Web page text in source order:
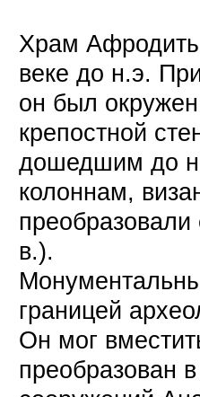
Храм
веке до н.э.
он был
крепостной
дошедшим до
колоннам,
преобразовали
в.).
границей
Он мог
преобразован